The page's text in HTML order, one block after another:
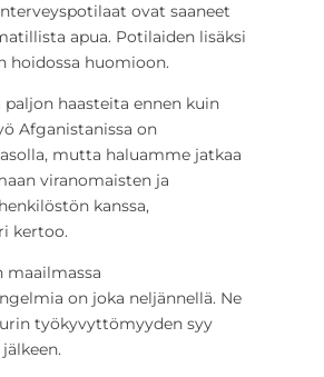
ovat saaneet
apua. Potilaiden lisäksi
hoidossa huomioon.
paljon haasteita ennen kuin
Afganistanissa on
mutta haluamme jatkaa
viranomaisten ja
kanssa,
kertoo.
maailmassa
on joka neljännellä. Ne
työkyvyttömyyden syy